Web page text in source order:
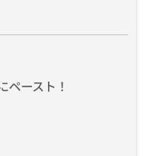
ペースト！